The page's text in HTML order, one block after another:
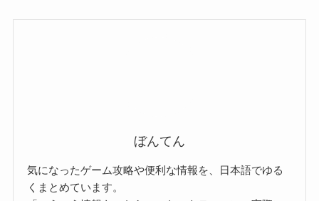
ぼんてん
気になったゲーム攻略や便利な情報を、日本語でゆる
くまとめています。